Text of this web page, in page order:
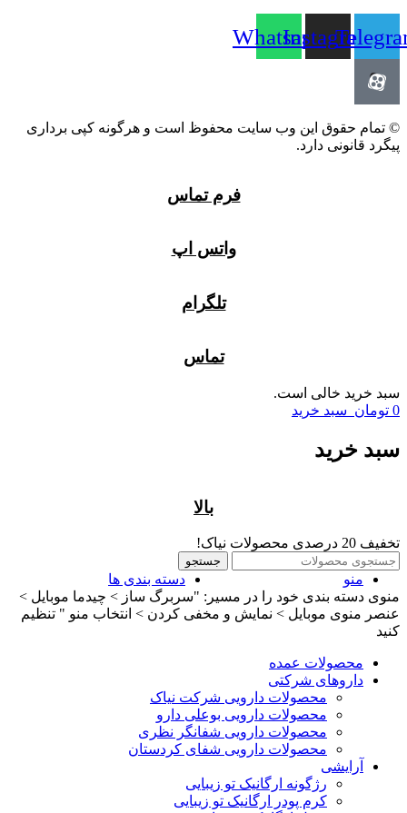
Instagram
Whatsapp
© تمام حقوق این وب سایت محفوظ است و هرگونه کپی برداری
پیگرد قانونی دارد.
فرم تماس
واتس اپ
تلگرام
تماس
سبد خرید خالی است.
0 تومان سبد خرید
سبد خرید
بالا
تخفیف 20 درصدی محصولات نیاک!
جستجو
منو
دسته بندی ها
منوی دسته بندی خود را در مسیر: "سربرگ ساز > چیدما موبایل >
عنصر منوی موبایل > نمایش و مخفی کردن > انتخاب منو " تنظیم
کنید
محصولات عمده
داروهای شرکتی
محصولات دارویی شرکت نیاک
محصولات دارویی بوعلی دارو
محصولات دارویی شفانگر نظری
محصولات دارویی شفای کردستان
آرایشی
رژگونه ارگانیک تو زیبایی
کرم پودر ارگانیک تو زیبایی